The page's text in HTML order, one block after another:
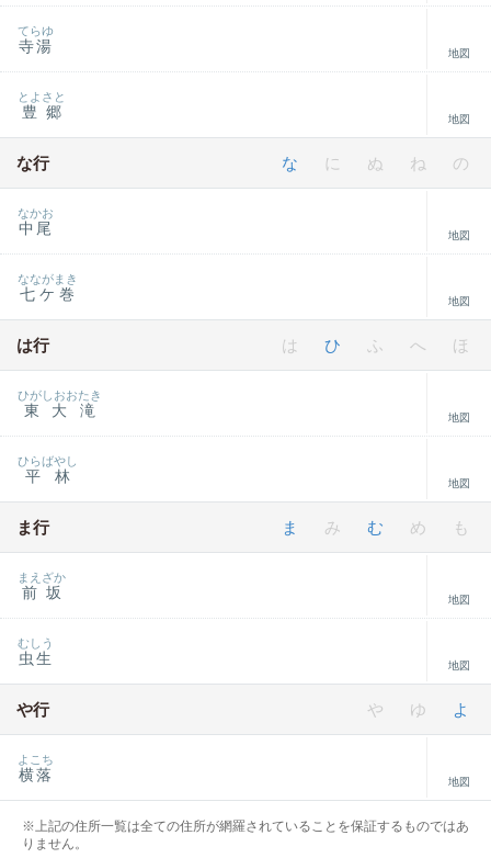
寺湯
てらゆ
地図
豊郷
とよさと
地図
な行 な に ぬ ね の
中尾
なかお
地図
七ケ巻
なながまき
地図
は行 は ひ ふ へ ほ
東大滝
ひがしおおたき
地図
平林
ひらばやし
地図
ま行 ま み む め も
前坂
まえざか
地図
虫生
むしう
地図
や行 や ゆ よ
横落
よこち
地図
※上記の住所一覧は全ての住所が網羅されていることを保証するものではあ
りません。